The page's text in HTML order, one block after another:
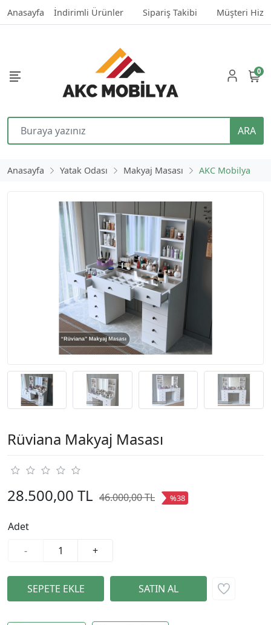
Anasayfa İndirimli Ürünler Sipariş Takibi Müşteri
ARA
0
Anasayfa Yatak Odası Makyaj Masası AKC Mobilya
Rüviana Makyaj Masası
28.500,00 TL 46.000,00 TL %38
Adet
-
+